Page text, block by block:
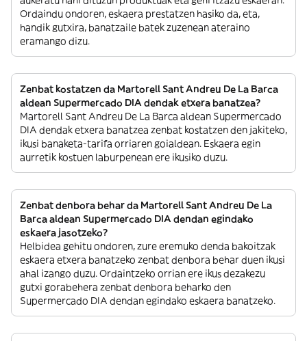
Ordaindu ondoren, eskaera prestatzen hasiko da, eta,
handik gutxira, banatzaile batek zuzenean ateraino
eramango dizu.
Zenbat kostatzen da Martorell Sant Andreu De La Barca
aldean Supermercado DIA dendak etxera banatzea?
Martorell Sant Andreu De La Barca aldean Supermercado
DIA dendak etxera banatzea zenbat kostatzen den jakiteko,
ikusi banaketa-tarifa orriaren goialdean. Eskaera egin
aurretik kostuen laburpenean ere ikusiko duzu.
Zenbat denbora behar da Martorell Sant Andreu De La
Barca aldean Supermercado DIA dendan egindako
eskaera jasotzeko?
Helbidea gehitu ondoren, zure eremuko denda bakoitzak
eskaera etxera banatzeko zenbat denbora behar duen ikusi
ahal izango duzu. Ordaintzeko orrian ere ikus dezakezu
gutxi gorabehera zenbat denbora beharko den
Supermercado DIA dendan egindako eskaera banatzeko.